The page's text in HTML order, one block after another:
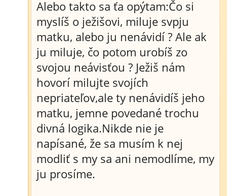
Alebo takto sa ťa opýtam:Čo si
myslíš o ježišovi, miluje svpju
matku, alebo ju nenávidí ? Ale ak
ju miluje, čo potom urobíš zo
svojou neávisťou ? Ježiš nám
hovorí milujte svojích
nepriateľov,ale ty nenávidíš jeho
matku, jemne povedané trochu
divná logika.Nikde nie je
napísané, že sa musím k nej
modliť s my sa ani nemodlíme, my
ju prosíme.